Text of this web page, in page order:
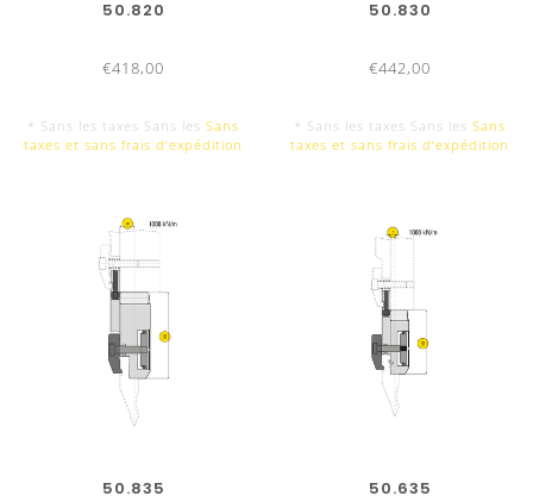
Attraction automatique et centrage
Outils parfaitement interchangeables par
rectification de précision
Assemblage et tuyaux de raccordement peuvent
être obtenus dans le commerce
Sécurité anti-chute des outils
50.820
€418,00
* Sans les taxes Sans les Sans
taxes et sans frais d‘expédition
50.830
€442,00
* Sans les taxes Sans les Sans
taxes et sans frais d‘expédition
50.835 50.635